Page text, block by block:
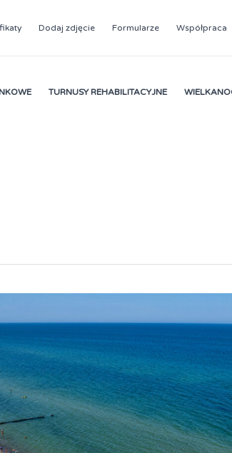
Dodaj zdjęcie Formularze Współpraca
TURNUSY REHABILITACYJNE